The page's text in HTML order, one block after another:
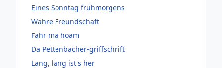
Eines Sonntag frühmorgens
Wahre Freundschaft
Fahr ma hoam
Da Pettenbacher-griffschrift
Lang, lang ist's her